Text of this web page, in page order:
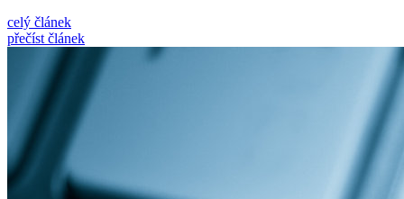
celý článek
přečíst článek